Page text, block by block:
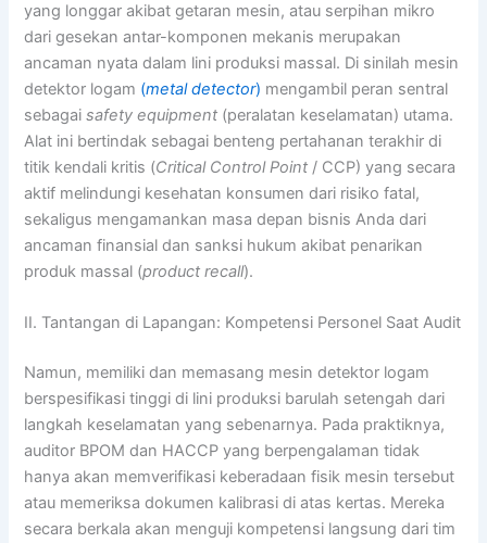
yang longgar akibat getaran mesin, atau serpihan mikro
dari gesekan antar-komponen mekanis merupakan
ancaman nyata dalam lini produksi massal. Di sinilah mesin
detektor logam (metal detector) mengambil peran sentral
sebagaisafety equipment (peralatan keselamatan) utama.
Alat ini bertindak sebagai benteng pertahanan terakhir di
titik kendali kritis (Critical Control Point / CCP) yang secara
aktif melindungi kesehatan konsumen dari risiko fatal,
sekaligus mengamankan masa depan bisnis Anda dari
ancaman finansial dan sanksi hukum akibat penarikan
produk massal (product recall).
II. Tantangan di Lapangan: Kompetensi Personel Saat Audit
Namun, memiliki dan memasang mesin detektor logam
berspesifikasi tinggi di lini produksi barulah setengah dari
langkah keselamatan yang sebenarnya. Pada praktiknya,
auditor BPOM dan HACCP yang berpengalaman tidak
hanya akan memverifikasi keberadaan fisik mesin tersebut
atau memeriksa dokumen kalibrasi di atas kertas. Mereka
secara berkala akan menguji kompetensi langsung dari tim